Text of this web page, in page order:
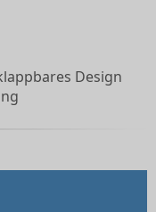
Design